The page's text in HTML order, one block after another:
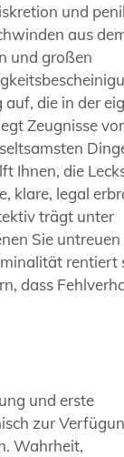
und
aus
und großen
die in der
Zeugnisse
Ihnen, die
klare, legal
trägt unter
Sie untreuen
rentiert
dass
und erste
zur
Wahrheit,